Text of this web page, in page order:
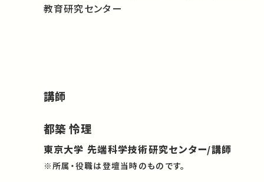
教育研究センター
講師
都築 怜理
東京大学 先端科学技術研究センター/講師
※所属・役職は登壇当時のものです。